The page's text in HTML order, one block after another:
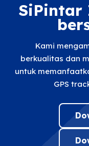
SiPintar
Kami
berkualitas dan
untuk
GPS